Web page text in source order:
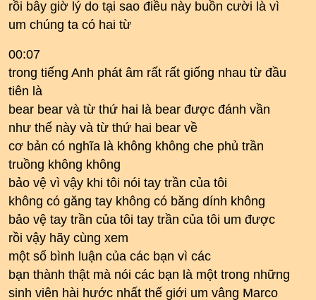
rồi bây giờ lý do tại sao điều này buồn cười là vì
um chúng ta có hai từ
00:07
trong tiếng Anh phát âm rất rất giống nhau từ đầu
tiên là
bear bear và từ thứ hai là bear được đánh vần
như thế này và từ thứ hai bear về
cơ bản có nghĩa là không không che phủ trần
truồng không không
bảo vệ vì vậy khi tôi nói tay trần của tôi
không có găng tay không có băng dính không
bảo vệ tay trần của tôi tay trần của tôi um được
rồi vậy hãy cùng xem
một số bình luận của các bạn vì các
bạn thành thật mà nói các bạn là một trong những
sinh viên hài hước nhất thế giới um vâng Marco